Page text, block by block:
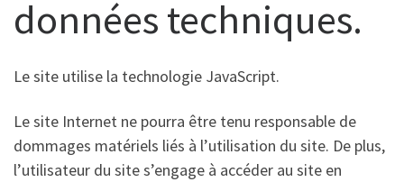
données techniques.
Le site utilise la technologie JavaScript.
Le site Internet ne pourra être tenu responsable de
dommages matériels liés à l’utilisation du site. De plus,
l’utilisateur du site s’engage à accéder au site en